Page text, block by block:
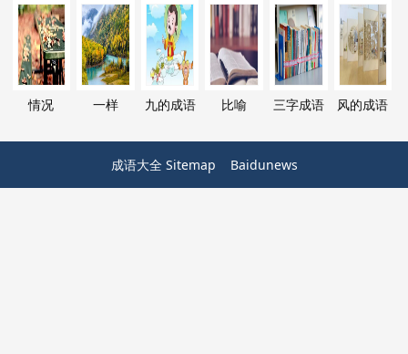
情况 一样 九的成语 比喻 三字成语 风的成语
成语大全 Sitemap Baidunews